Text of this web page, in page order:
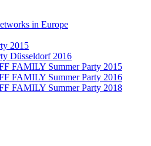
in Europe
2015
Düsseldorf 2016
FAMILY Summer Party 2015
FAMILY Summer Party 2016
FAMILY Summer Party 2018